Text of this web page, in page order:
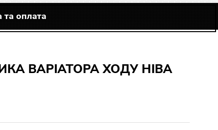
та оплата
ВАРІАТОРА ХОДУ НІВА